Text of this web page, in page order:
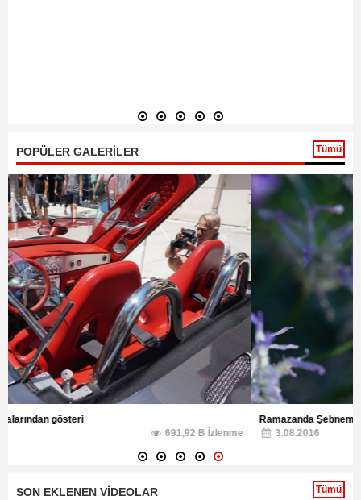
POPÜLER GALERİLER Tümü
Ramazanda Şebnem Şenliği
367,42 B İzlenme
SON EKLENEN VİDEOLAR Tümü